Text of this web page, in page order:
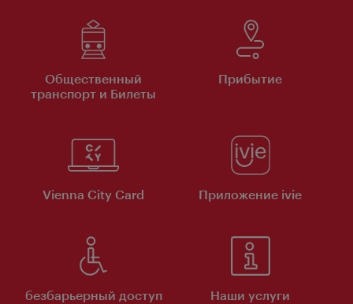
Общественный
транспорт и Билеты
Прибытие
Vienna City Card Приложение ivie
безбарьерный доступ Наши услуги